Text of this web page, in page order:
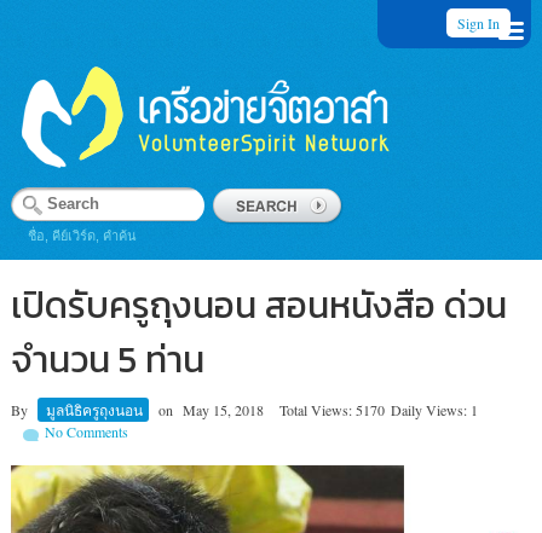
Sign In
ชื่อ, คีย์เวิร์ด, คำค้น
เปิดรับครูถุงนอน สอนหนังสือ ด่วน
จำนวน 5 ท่าน
By มูลนิธิครูถุงนอน on May 15, 2018 Total Views: 5170 Daily Views: 1
No Comments